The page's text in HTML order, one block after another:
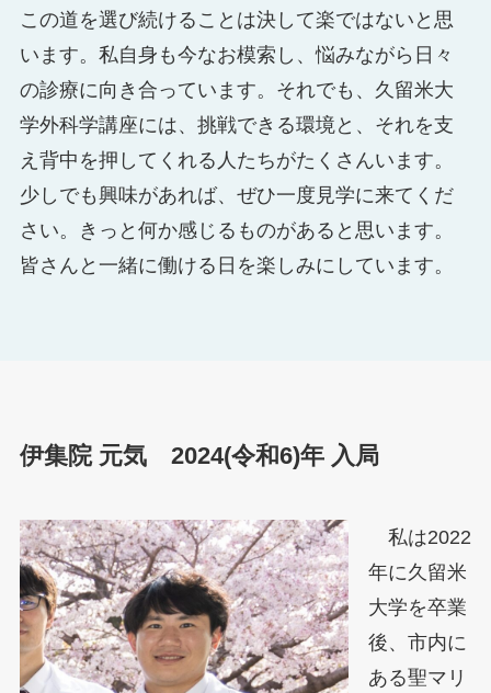
この道を選び続けることは決して楽ではないと思
います。私自身も今なお模索し、悩みながら日々
の診療に向き合っています。それでも、久留米大
学外科学講座には、挑戦できる環境と、それを支
え背中を押してくれる人たちがたくさんいます。
少しでも興味があれば、ぜひ一度見学に来てくだ
さい。きっと何か感じるものがあると思います。
皆さんと一緒に働ける日を楽しみにしています。
伊集院 元気 2024(令和6)年 入局
私は2022
年に久留米
大学を卒業
後、市内に
ある聖マリ